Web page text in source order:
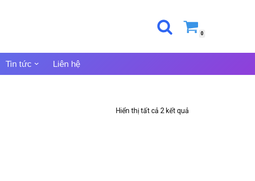
0
Tin tức Liên hệ
Hiển thị tất cả 2 kết quả